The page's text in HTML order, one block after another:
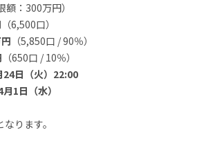
額：300万円）
（6,500口）
（5,850口 / 90％）
（650口 / 10％）
24日（火）22:00
1日（水）
ります。